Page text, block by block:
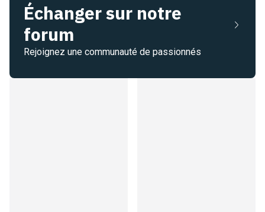
Échanger sur notre
forum
Rejoignez une communauté de passionnés